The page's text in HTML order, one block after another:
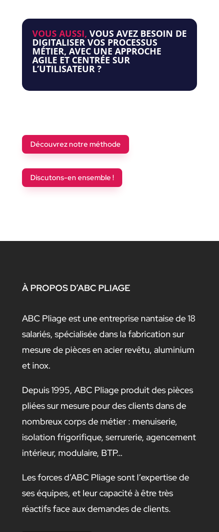
VOUS AUSSI, VOUS AVEZ BESOIN DE
DIGITALISER VOS PROCESSUS
MÉTIER, AVEC UNE APPROCHE
AGILE ET CENTRÉE SUR
L’UTILISATEUR ?
Découvrez notre méthode
Discutons-en ensemble !
À PROPOS D’ABC PLIAGE
ABC Pliage est une entreprise nantaise de 18
salariés, spécialisée dans la fabrication sur
mesure de pièces en acier revêtu, aluminium
et inox.
Depuis 1995, ABC Pliage produit des pièces
pliées sur mesure pour des clients dans de
nombreux corps de métier : menuiserie,
isolation frigorifique, serrurerie, agencement
intérieur, modulaire, BTP…
Les forces d’ABC Pliage sont l’expertise de
ses équipes, et leur capacité à être très
réactifs face aux demandes de clients.